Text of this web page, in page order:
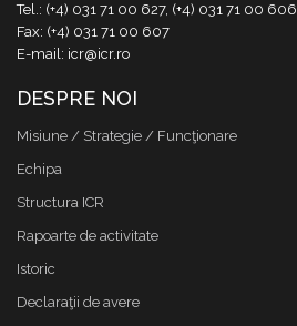
Tel.: (+4) 031 71 00 627, (+4) 031 71 00 606
Fax: (+4) 031 71 00 607
E-mail: icr@icr.ro
DESPRE NOI
Misiune / Strategie / Funcţionare
Echipa
Structura ICR
Rapoarte de activitate
Istoric
Declaraţii de avere